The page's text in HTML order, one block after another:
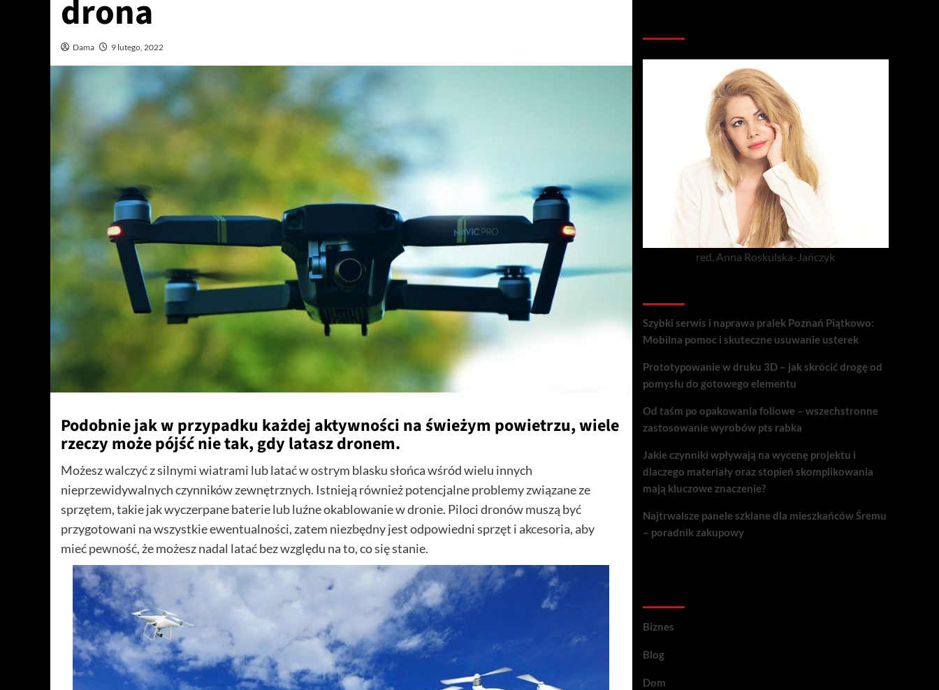
drona
Dama 9 lutego, 2022
Podobnie jak w przypadku każdej aktywności na świeżym powietrzu, wiele
rzeczy może pójść nie tak, gdy latasz dronem.
Możesz walczyć z silnymi wiatrami lub latać w ostrym blasku słońca wśród wielu innych
nieprzewidywalnych czynników zewnętrznych. Istnieją również potencjalne problemy związane ze
sprzętem, takie jak wyczerpane baterie lub luźne okablowanie w dronie. Piloci dronów muszą być
przygotowani na wszystkie ewentualności, zatem niezbędny jest odpowiedni sprzęt i akcesoria, aby
mieć pewność, że możesz nadal latać bez względu na to, co się stanie.
red. Anna Roskulska-Jańczyk
Szybki serwis i naprawa pralek Poznań Piątkowo:
Mobilna pomoc i skuteczne usuwanie usterek
Prototypowanie w druku 3D – jak skrócić drogę od
pomysłu do gotowego elementu
Od taśm po opakowania foliowe – wszechstronne
zastosowanie wyrobów pts rabka
Jakie czynniki wpływają na wycenę projektu i
dlaczego materiały oraz stopień skomplikowania
mają kluczowe znaczenie?
Najtrwalsze panele szklane dla mieszkańców Śremu
– poradnik zakupowy
Biznes
Blog
Dom